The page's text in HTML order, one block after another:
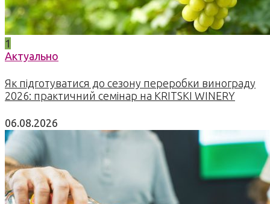
1
Актуально
Як підготуватися до сезону переробки винограду
2026: практичний семінар на KRITSKI WINERY
06.08.2026